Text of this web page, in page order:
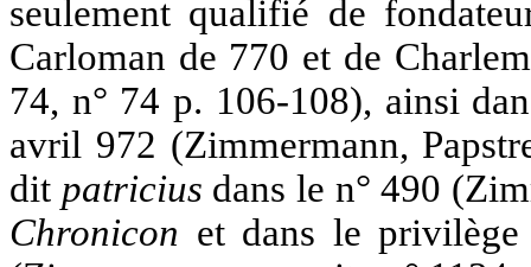
seulement qualifié de
Carloman de 770 et de
74, n° 74 p. 106-108), ainsi
avril 972 (Zimmermann,
dit patricius dans le n° 490
Chronicon et dans le